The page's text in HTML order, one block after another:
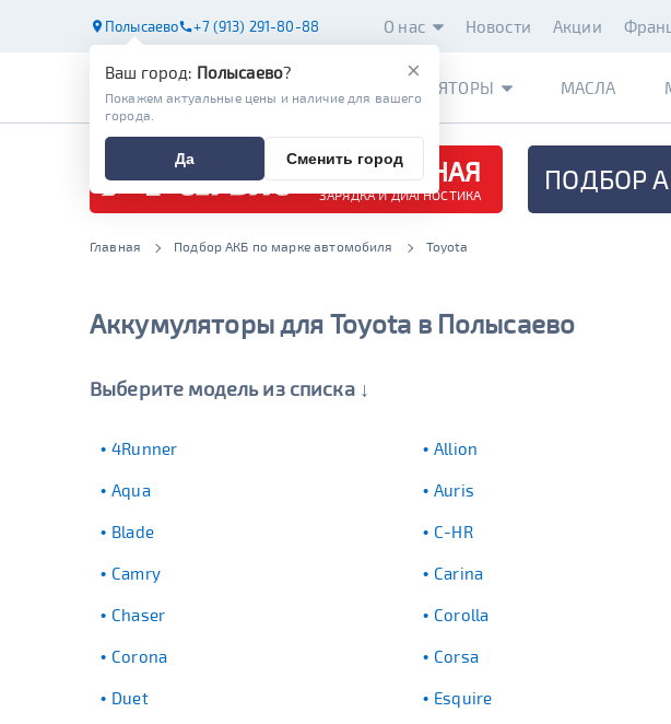
Полысаево +7 (913) 291-80-88 О нас Новости Акции
АККУМУЛЯТОРЫ МАСЛА
БЕСПЛАТНАЯ
ЗАРЯДКА И ДИАГНОСТИКА ПОДБОР
Главная Подбор АКБ по марке автомобиля Toyota
Аккумуляторы для Toyota в Полысаево
Выберите модель из списка ↓
4Runner Allion
Aqua Auris
Blade C-HR
Camry Carina
Chaser Corolla
Corona Corsa
Duet Esquire
×
Ваш город: Полысаево?
Покажем актуальные цены и наличие для вашего
города.
Да Сменить город